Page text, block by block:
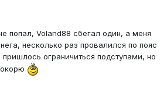
попал, Voland88 сбегал один, а меня
несколько раз провалился по пояс
ограничиться подступами, но